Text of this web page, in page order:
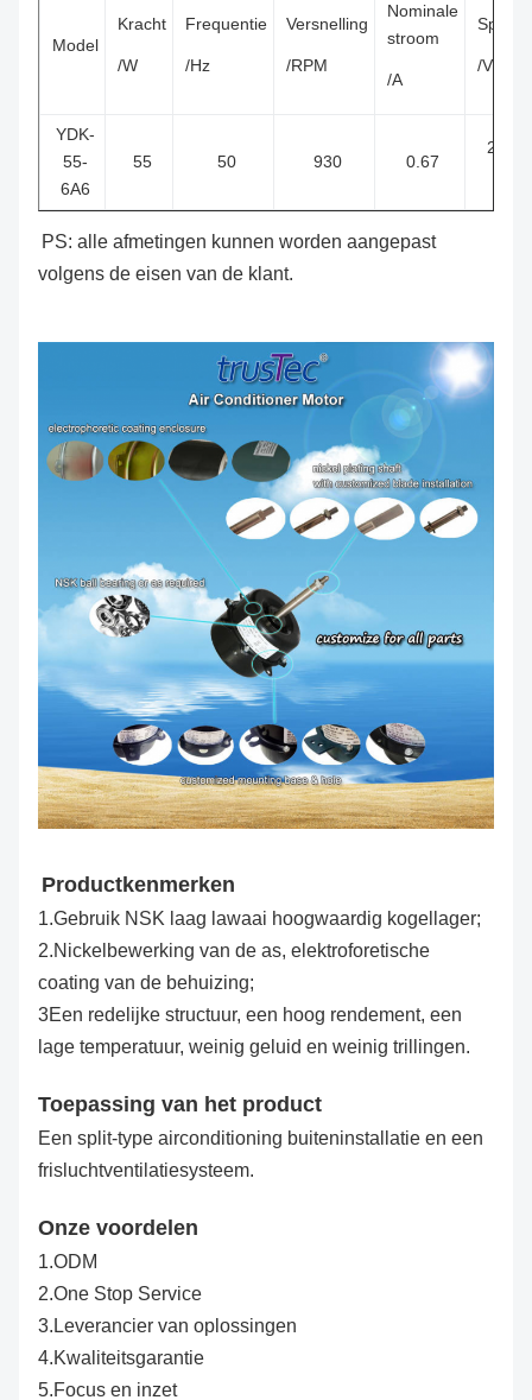
Model
Kracht
/W
Frequentie
/Hz
Versnelling
/RPM
Nominale
stroom
/A
/V
YDK-
55-
6A6
55 50 930 0.67
220
PS: alle afmetingen kunnen worden aangepast
volgens de eisen van de klant.
Productkenmerken
1.Gebruik NSK laag lawaai hoogwaardig kogellager;
2.Nickelbewerking van de as, elektroforetische
coating van de behuizing;
3Een redelijke structuur, een hoog rendement, een
lage temperatuur, weinig geluid en weinig trillingen.
Toepassing van het product
Een split-type airconditioning buiteninstallatie en een
frisluchtventilatiesysteem.
Onze voordelen
1.ODM
2.One Stop Service
3.Leverancier van oplossingen
4.Kwaliteitsgarantie
5.Focus en inzet